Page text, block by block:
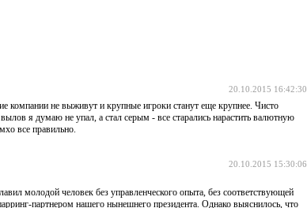
20.10.2015 16:42:30
компании не выживут и крупные игроки станут еще крупнее. Чисто
я думаю не упал, а стал серым - все старались нарастить валютную
все правильно.
20.10.2015 15:30:06
молодой человек без управленческого опыта, без соответствующей
партнером нашего нынешнего президента. Однако выяснилось, что